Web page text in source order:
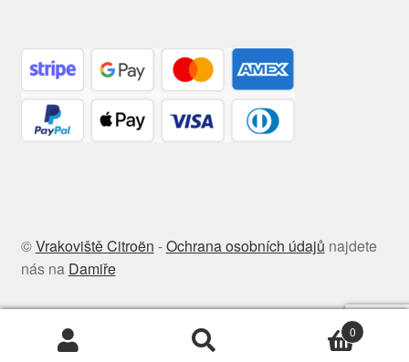
©Vrakoviště Citroën -Ochrana osobních údajů najdete
nás na Damiře
0